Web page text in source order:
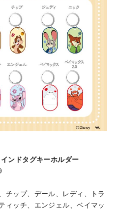
ンドタグキーホルダー
チップ、デール、レディ、トラ
ィッチ、エンジェル、ベイマッ